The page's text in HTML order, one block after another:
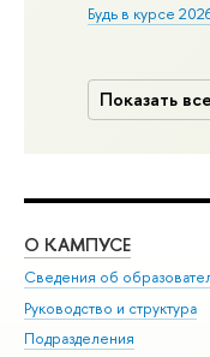
Будь в курсе
Показать все
О КАМПУСЕ
Сведения об
Руководство и структура
Подразделения